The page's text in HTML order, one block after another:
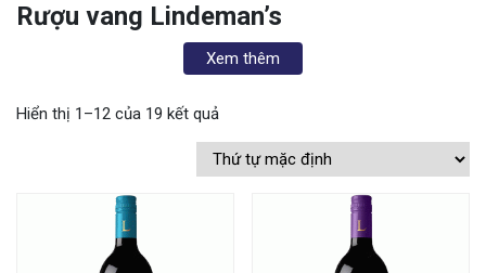
Rượu vang Lindeman’s
Xem thêm
Hiển thị 1–12 của 19 kết quả